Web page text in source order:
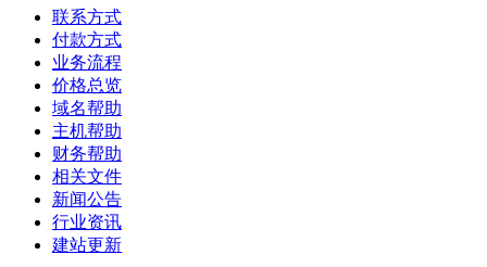
联系方式
付款方式
业务流程
价格总览
域名帮助
主机帮助
财务帮助
相关文件
新闻公告
行业资讯
建站更新